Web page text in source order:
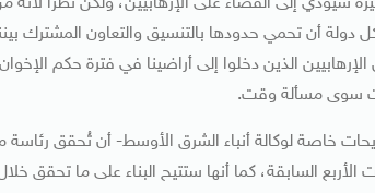
أن تحمي حدودها بالتنسيق والتعاون المشترك
الذين دخلوا إلى أراضينا في فترة حكم
سوى مسألة وقت.
خاصة لوكالة أنباء الشرق الأوسط- أن تُحقق رئاسة
السابقة، كما أنها ستتيح البناء على ما تحقق